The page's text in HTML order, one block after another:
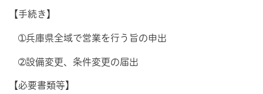
【手続き】
➀兵庫県全域で営業を行う旨の申出
➁設備変更、条件変更の届出
【必要書類等】